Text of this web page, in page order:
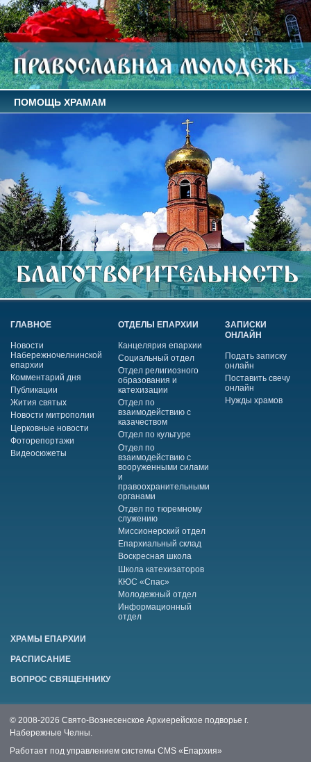
ПОМОЩЬ ХРАМАМ
ГЛАВНОЕ
Новости
Набережночелнинской
епархии
Комментарий дня
Публикации
Жития святых
Новости митрополии
Церковные новости
Фоторепортажи
Видеосюжеты
ОТДЕЛЫ ЕПАРХИИ
Канцелярия епархии
Социальный отдел
Отдел религиозного
образования и
катехизации
Отдел по
взаимодействию с
казачеством
Отдел по культуре
Отдел по
взаимодействию с
вооруженными силами
и
правоохранительными
органами
Отдел по тюремному
служению
Миссионерский отдел
Епархиальный склад
Воскресная школа
Школа катехизаторов
КЮС «Спас»
Молодежный отдел
Информационный
отдел
ЗАПИСКИ
ОНЛАЙН
Подать записку
онлайн
Поставить свечу
онлайн
Нужды храмов
ХРАМЫ ЕПАРХИИ
РАСПИСАНИЕ
ВОПРОС СВЯЩЕННИКУ
© 2008-2026 Свято-Вознесенское Архиерейское подворье г.
Набережные Челны.
Работает под управлением системы CMS «Епархия»